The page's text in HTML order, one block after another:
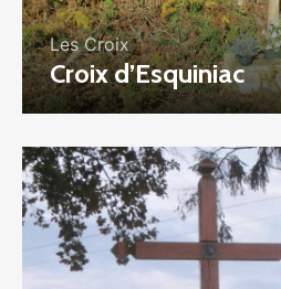
Les Croix
Croix d’Esquiniac